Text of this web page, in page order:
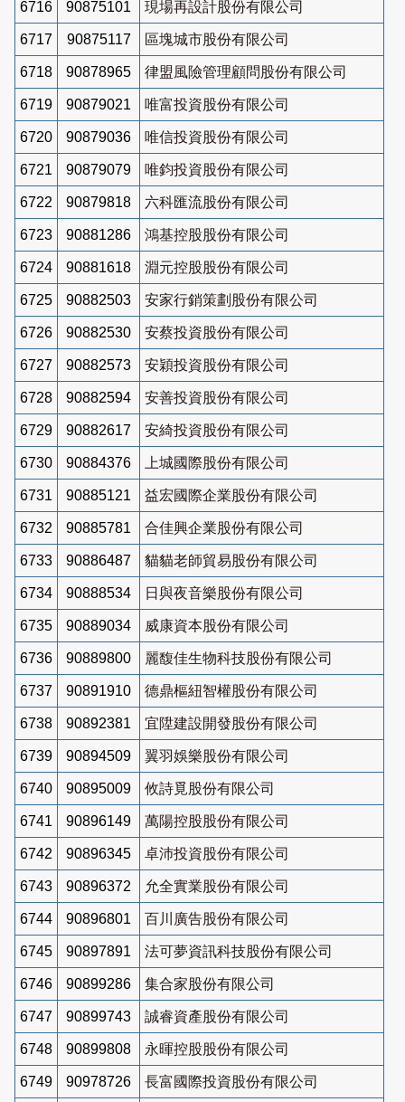
6716 90875101 現場再設計股份有限公司
6717 90875117 區塊城市股份有限公司
6718 90878965 律盟風險管理顧問股份有限公司
6719 90879021 唯富投資股份有限公司
6720 90879036 唯信投資股份有限公司
6721 90879079 唯鈞投資股份有限公司
6722 90879818 六科匯流股份有限公司
6723 90881286 鴻基控股股份有限公司
6724 90881618 淵元控股股份有限公司
6725 90882503 安家行銷策劃股份有限公司
6726 90882530 安蔡投資股份有限公司
6727 90882573 安穎投資股份有限公司
6728 90882594 安善投資股份有限公司
6729 90882617 安綺投資股份有限公司
6730 90884376 上城國際股份有限公司
6731 90885121 益宏國際企業股份有限公司
6732 90885781 合佳興企業股份有限公司
6733 90886487 貓貓老師貿易股份有限公司
6734 90888534 日與夜音樂股份有限公司
6735 90889034 威康資本股份有限公司
6736 90889800 麗馥佳生物科技股份有限公司
6737 90891910 德鼎樞紐智權股份有限公司
6738 90892381 宜陞建設開發股份有限公司
6739 90894509 翼羽娛樂股份有限公司
6740 90895009 攸詩覓股份有限公司
6741 90896149 萬陽控股股份有限公司
6742 90896345 卓沛投資股份有限公司
6743 90896372 允全實業股份有限公司
6744 90896801 百川廣告股份有限公司
6745 90897891 法可夢資訊科技股份有限公司
6746 90899286 集合家股份有限公司
6747 90899743 誠睿資產股份有限公司
6748 90899808 永暉控股股份有限公司
6749 90978726 長富國際投資股份有限公司